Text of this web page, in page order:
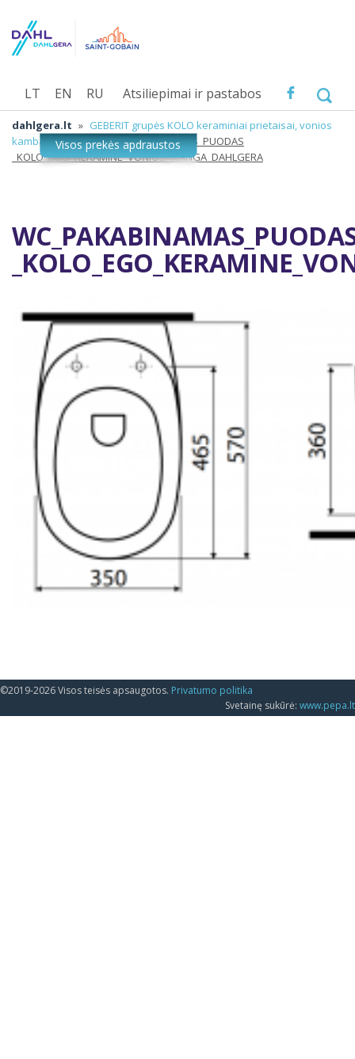
Atsiliepimai ir pastabos
LT EN RU
dahlgera.lt » GEBERIT grupės KOLO keraminiai prietaisai, vonios
kambario įranga » WC_PAKABINAMAS_PUODAS
_KOLO_EGO_KERAMINE_VONIOS_IRANGA_DAHLGERA
©2019-2026 Visos teisės apsaugotos. Privatumo politika
Svetainę sukūrė: www.pepa.lt